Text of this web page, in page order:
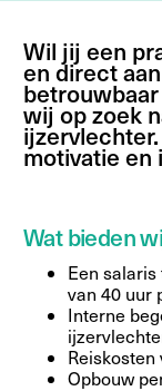
Wil jij een
en direct
wij op zoek
motivatie en
Wat bieden
Een
van 40 uur
Interne
Reiskosten
Opbouw